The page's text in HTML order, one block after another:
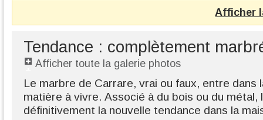
Afficher
Tendance : complètement
Afficher toute la galerie photos
Le marbre de Carrare, vrai ou faux, entre dans
matière à vivre. Associé à du bois ou du métal,
définitivement la nouvelle tendance dans la